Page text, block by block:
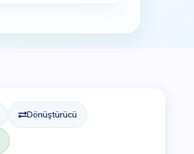
Dönüştürücü